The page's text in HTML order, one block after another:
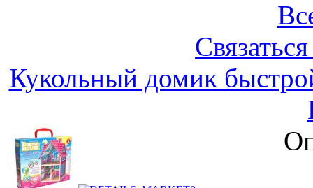
Кукольный домик